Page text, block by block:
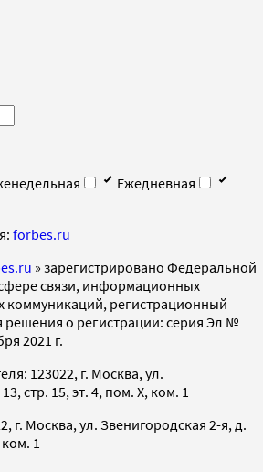
Ежедневная
forbes.ru
» зарегистрировано Федеральной
связи, информационных
коммуникаций, регистрационный
решения о регистрации: серия Эл №
2021 г.
123022, г. Москва, ул.
стр. 15, эт. 4, пом. X, ком. 1
г. Москва, ул. Звенигородская 2-я, д.
1